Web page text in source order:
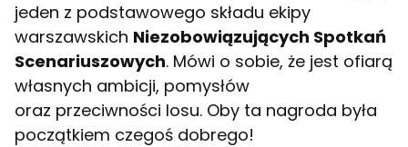
jeden z podstawowego składu ekipy
warszawskich Niezobowiązujących Spotkań
Scenariuszowych. Mówi o sobie, że jest ofiarą
własnych ambicji, pomysłów
oraz przeciwności losu. Oby ta nagroda była
początkiem czegoś dobrego!